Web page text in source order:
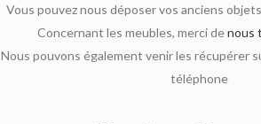
Vous pouvez nous déposer vos anciens
Concernant les meubles, merci denous
Nous pouvons également venir les récupérer
téléphone